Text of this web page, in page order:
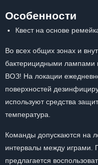
Особенности
Квест на основе
Во всех общих зонах и
бактерицидными лампами
ВОЗ! На локации
поверхностей
используют средства
температура.
Команды допускаются на
интервалы между играми.
предлагается